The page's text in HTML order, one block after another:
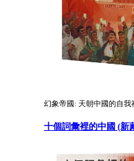
幻象帝國: 天朝中國的自我
十個詞彙裡的中國 (新